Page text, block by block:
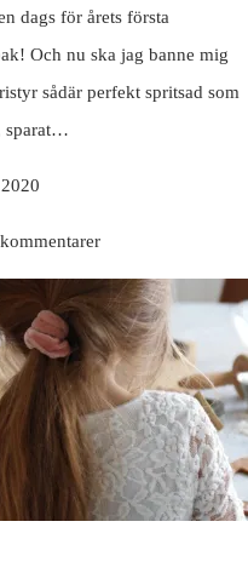
dags för årets första
Och nu ska jag banne mig
sådär perfekt spritsad som
sparat…